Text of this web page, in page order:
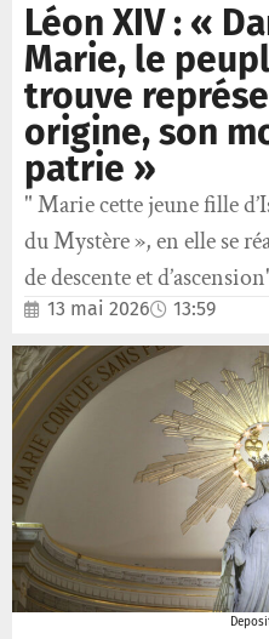
Léon XIV : «
Marie, le
trouve
origine, son
patrie »
" Marie cette jeune fille
du Mystère », en elle se
de descente et
13 mai 2026 13:59